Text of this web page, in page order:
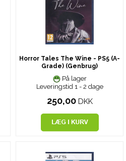
Horror Tales The Wine - PS5 (A-
Grade) (Genbrug)
På lager
Leveringstid 1 - 2 dage
250,00 DKK